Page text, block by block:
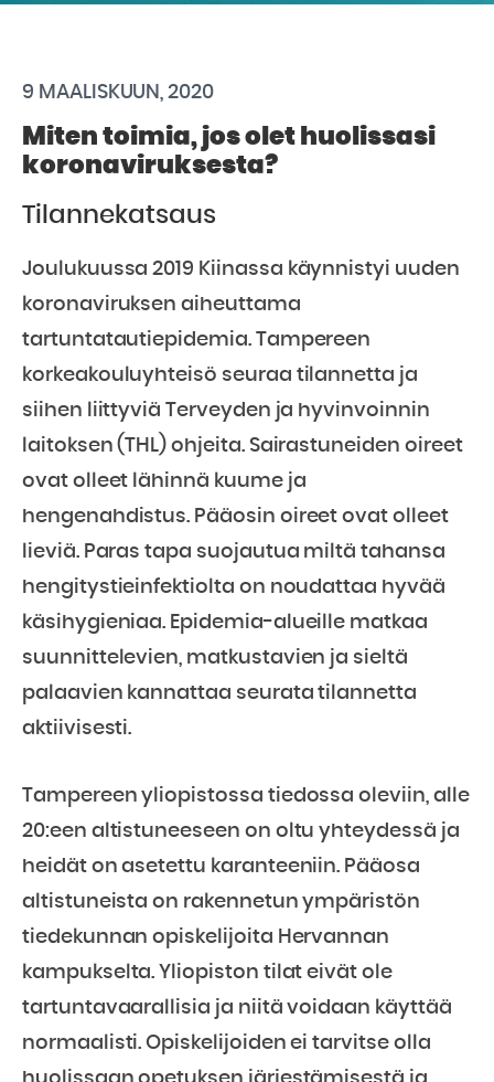
9 MAALISKUUN, 2020
Miten toimia, jos olet huolissasi
koronaviruksesta?
Tilannekatsaus
Joulukuussa 2019 Kiinassa käynnistyi uuden
koronaviruksen aiheuttama
tartuntatautiepidemia. Tampereen
korkeakouluyhteisö seuraa tilannetta ja
siihen liittyviä Terveyden ja hyvinvoinnin
laitoksen (THL) ohjeita. Sairastuneiden oireet
ovat olleet lähinnä kuume ja
hengenahdistus. Pääosin oireet ovat olleet
lieviä. Paras tapa suojautua miltä tahansa
hengitystieinfektiolta on noudattaa hyvää
käsihygieniaa. Epidemia-alueille matkaa
suunnittelevien, matkustavien ja sieltä
palaavien kannattaa seurata tilannetta
aktiivisesti.
Tampereen yliopistossa tiedossa oleviin, alle
20:een altistuneeseen on oltu yhteydessä ja
heidät on asetettu karanteeniin. Pääosa
altistuneista on rakennetun ympäristön
tiedekunnan opiskelijoita Hervannan
kampukselta. Yliopiston tilat eivät ole
tartuntavaarallisia ja niitä voidaan käyttää
normaalisti. Opiskelijoiden ei tarvitse olla